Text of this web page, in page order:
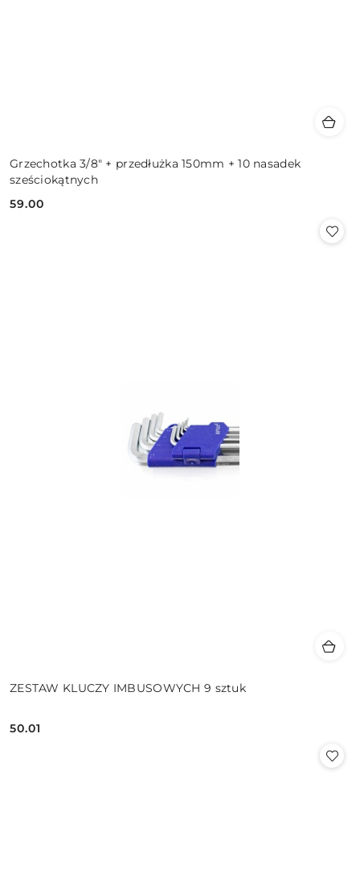
Grzechotka 3/8" + przedłużka 150mm + 10 nasadek
sześciokątnych
Cena:
59.00
ZESTAW KLUCZY IMBUSOWYCH 9 sztuk
Cena:
50.01